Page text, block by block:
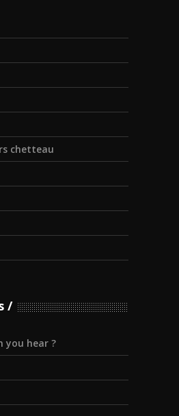
chetteau
you hear ?